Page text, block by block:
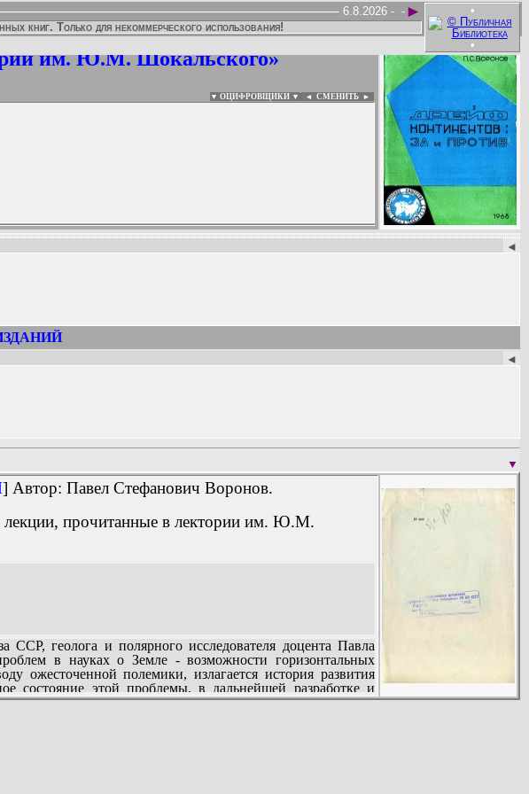
•
•
►
-
6.8.2026 -
книг. Только для некоммерческого использования!
им. Ю.М. Шокальского»
▼ ОЦИФРОВЩИКИ ▼ ◄ СМЕНИТЬ ►
:
◄
◄
▼
] Автор: Павел Стефанович Воронов.
прочитанные в лектории им. Ю.М.
геолога и полярного исследователя доцента Павла
в науках о Земле - возможности горизонтальных
ожесточенной полемики, излагается история развития
состояние этой проблемы, в дальнейшей разработке и